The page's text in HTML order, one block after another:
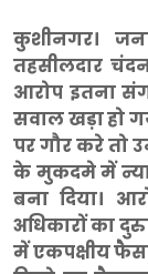
कुशीनगर।
तहसीलदार
आरोप इतना
सवाल खड़ा हो
पर गौर करे तो
के मुकदमे में
बना दिया।
अधिकारों का
में एकपक्षीय